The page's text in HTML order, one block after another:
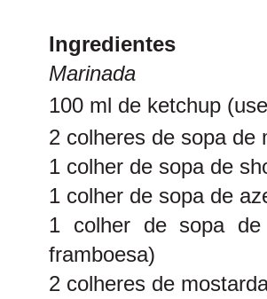
Ingredientes
Marinada
100 ml de ketchup
2 colheres de sopa de
1 colher de sopa de
1 colher de sopa de
1 colher de sopa
framboesa)
2 colheres de